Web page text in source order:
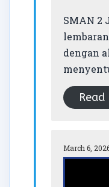
SMAN 2
dengan
Read
March 6,